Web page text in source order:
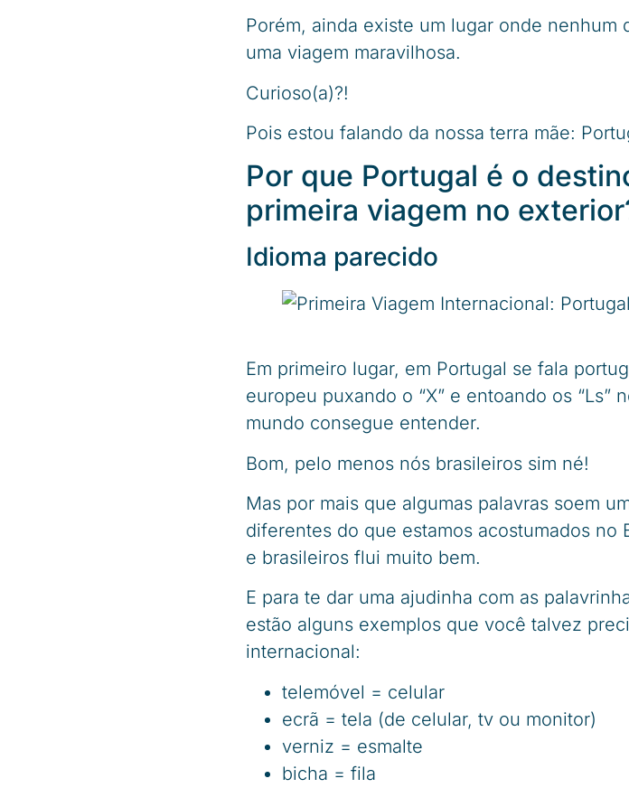
Porém, ainda existe um lugar onde
uma viagem maravilhosa.
Curioso(a)?!
Pois estou falando da nossa terra mãe:
Por que Portugal é o
primeira viagem no
Idioma parecido
Em primeiro lugar, em Portugal se fala
europeu puxando o “X” e entoando os
mundo consegue entender.
Bom, pelo menos nós brasileiros sim né!
Mas por mais que algumas palavras soem
diferentes do que estamos acostumados
e brasileiros flui muito bem.
E para te dar uma ajudinha com as
estão alguns exemplos que você talvez
internacional:
telemóvel = celular
ecrã = tela (de celular, tv ou monitor)
verniz = esmalte
bicha = fila